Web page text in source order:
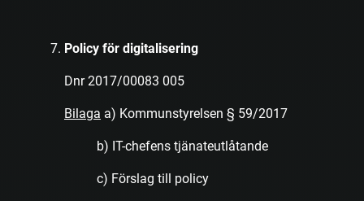
Policy för digitalisering
Dnr 2017/00083 005
Bilaga a) Kommunstyrelsen § 59/2017
b) IT-chefens tjänateutlåtande
c) Förslag till policy